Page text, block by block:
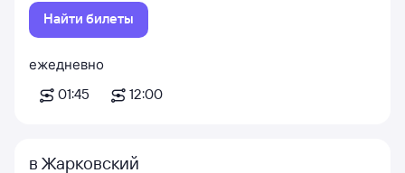
Найти билеты
ежедневно
01:45
12:00
в Жарковский